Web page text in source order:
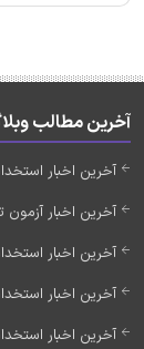
آخرین مطالب
آخرین اخبار استخدام
آخرین اخبار
آخرین اخبار
آخرین اخبار استخدام